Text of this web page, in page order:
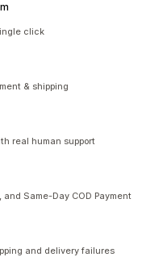
click
& shipping
real human support
Same-Day COD Payment
and delivery failures